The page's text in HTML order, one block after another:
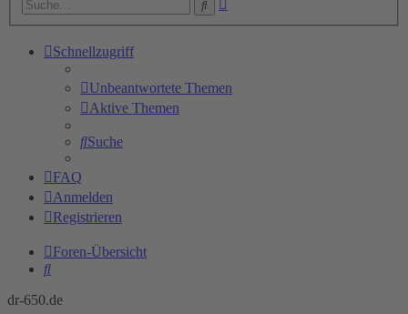
Suche
Schnellzugriff
Unbeantwortete Themen
Aktive Themen
Suche
FAQ
Anmelden
Registrieren
Foren-Übersicht
Suche
dr-650.de